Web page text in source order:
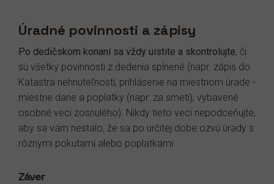
Úradné povinnosti a zápisy
Po dedičskom konaní sa vždy uistite a skontrolujte, či
sú všetky povinnosti z dedenia splnené (napr. zápis do
Katastra nehnuteľností, prihlásenie na miestnom úrade -
miestne dane a poplatky (napr. za smeti), vybavené
osobné veci zosnulého). Nikdy tieto veci nepodceňujte,
aby sa vám nestalo, že sa po určitej dobe ozvú úrady s
rôznymi pokutami alebo poplatkami.
Záver